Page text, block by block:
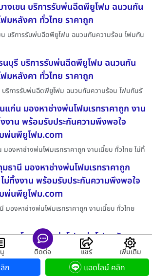
งเขน บริการรับพ่นฉีดพียูโฟม ฉนวนกัน
มหลังคา ทั่วไทย ราคาถูก
บริการรับพ่นฉีดพียูโฟม ฉนวนกันความร้อน โฟมกัน
บุรี บริการรับพ่นฉีดพียูโฟม ฉนวนกัน
มหลังคา ทั่วไทย ราคาถูก
ริการรับพ่นฉีดพียูโฟม ฉนวนกันความร้อน โฟมกันรั
ก่น มองหาช่างพ่นโฟมเรทราคาถูก งาน
งาน พร้อมรับประกันความพึงพอใจ
พ่นพียูโฟม.com
องหาช่างพ่นโฟมเรทราคาถูก งานเนี๊ยบ ทั่วไทย ไม่ทิ้
านี มองหาช่างพ่นโฟมเรทราคาถูก
ม่ทิ้งงาน พร้อมรับประกันความพึงพอใจ
พ่นพียูโฟม.com
องหาช่างพ่นโฟมเรทราคาถูก งานเนี๊ยบ ทั่วไทย
ฐานโพนพิสัย พ่นโฟม พ่นโฟมหลังคา
พ่นหลังคา พ่นโฟมกันความร้อน ฉนวน
ฟม พ่นโฟมลดความร้อน รับพ่นพียู
ติดต่อ แชร์ เพิ่มเติม
ก แอดไลน์ คลิก